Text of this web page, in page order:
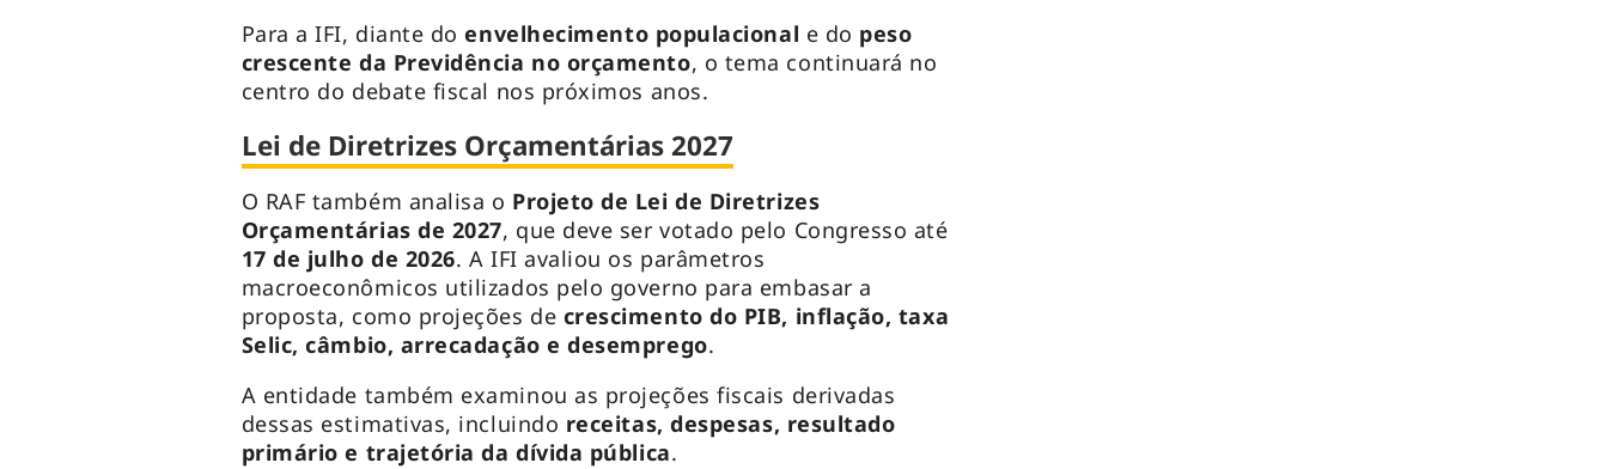
Para a IFI, diante doenvelhecimento populacional e do peso
crescente da Previdência no orçamento, o tema continuará no
centro do debate fiscal nos próximos anos.
Lei de Diretrizes Orçamentárias 2027
O RAF também analisa o Projeto de Lei de Diretrizes
Orçamentárias de 2027, que deve ser votado pelo Congresso até
17 de julho de 2026. A IFI avaliou os parâmetros
macroeconômicos utilizados pelo governo para embasar a
proposta, como projeções de crescimento do PIB, inflação, taxa
Selic, câmbio, arrecadação e desemprego.
A entidade também examinou as projeções fiscais derivadas
dessas estimativas, incluindo receitas, despesas, resultado
primário e trajetória da dívida pública.